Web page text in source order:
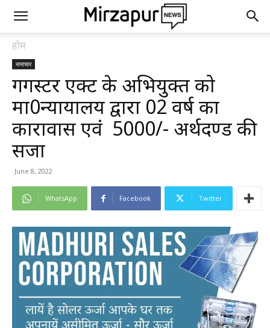
होम
समाचार
गैंगस्टर एक्ट के अभियुक्त को
मा0न्यायालय द्वारा 02 वर्ष का
कारावास एवं ₹ 5000/- अर्थदण्ड की
सजा
June 8, 2022
WhatsApp Facebook Twitter